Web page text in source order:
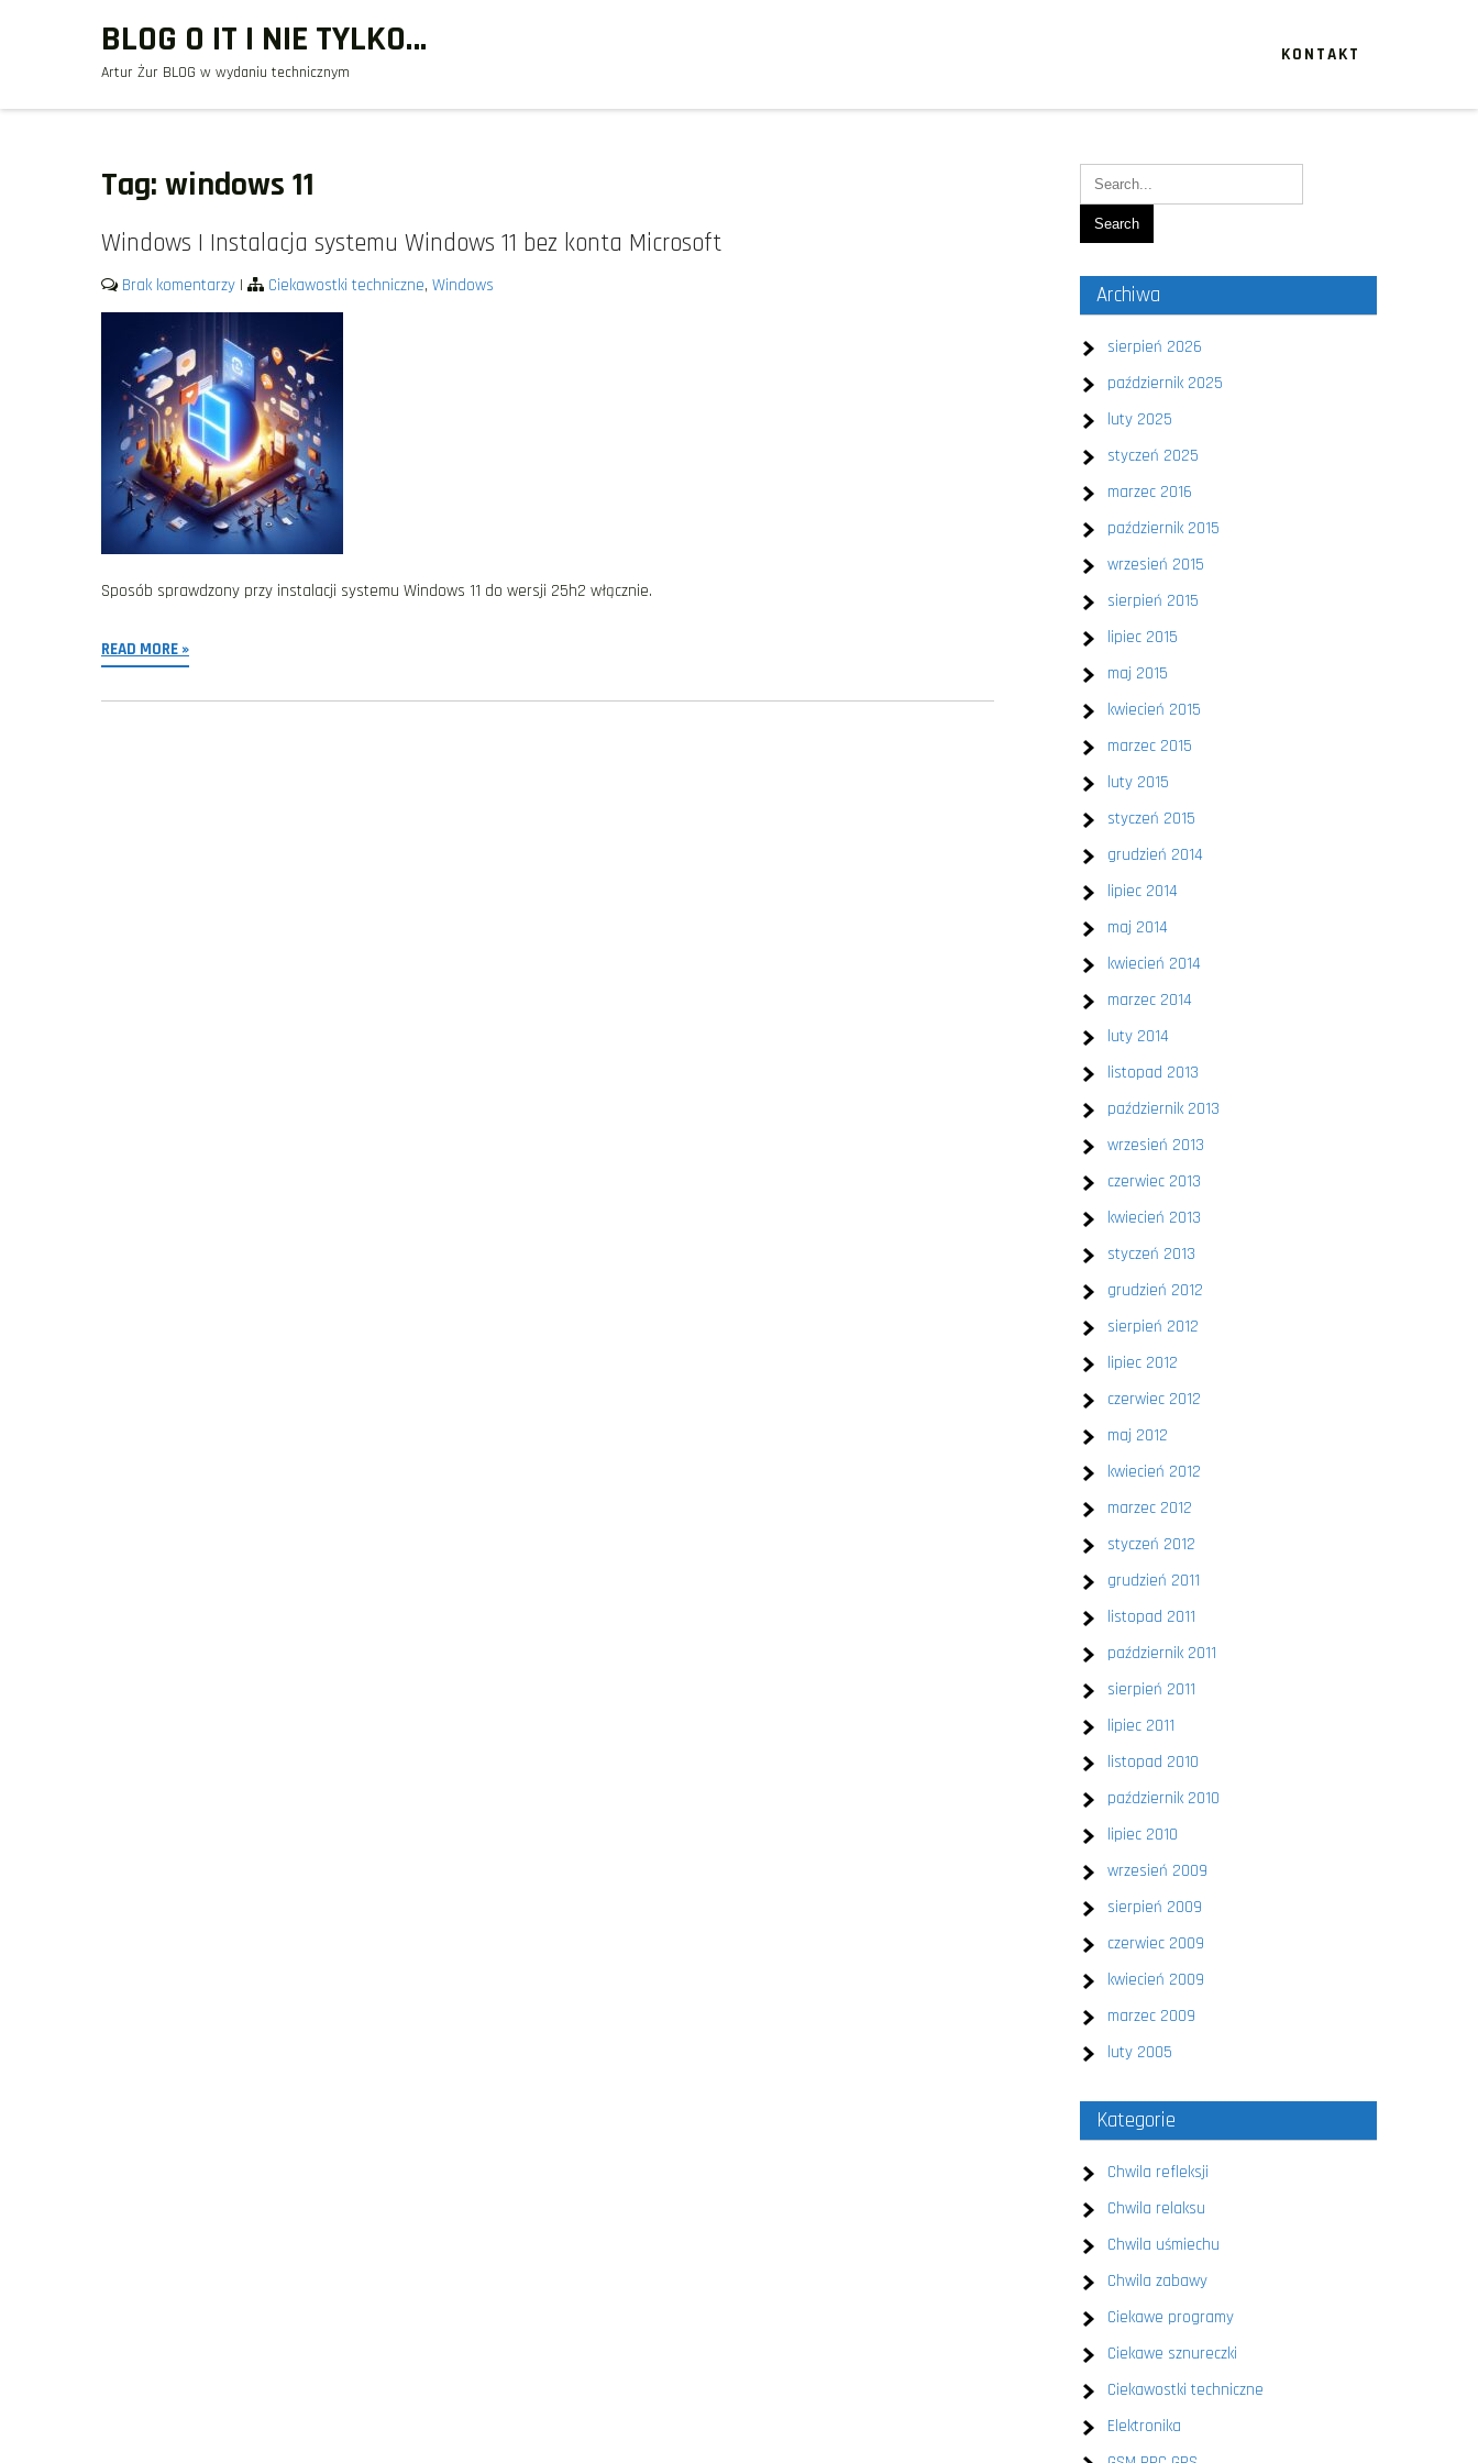
BLOG O IT I NIE TYLKO…
Artur Żur BLOG w wydaniu technicznym
KONTAKT
Tag: windows 11
Windows | Instalacja systemu Windows 11 bez konta Microsoft
Brak komentarzy | Ciekawostki techniczne, Windows
Sposób sprawdzony przy instalacji systemu Windows 11 do wersji 25h2 włącznie.
READ MORE »
Archiwa
sierpień 2026
październik 2025
luty 2025
styczeń 2025
marzec 2016
październik 2015
wrzesień 2015
sierpień 2015
lipiec 2015
maj 2015
kwiecień 2015
marzec 2015
luty 2015
styczeń 2015
grudzień 2014
lipiec 2014
maj 2014
kwiecień 2014
marzec 2014
luty 2014
listopad 2013
październik 2013
wrzesień 2013
czerwiec 2013
kwiecień 2013
styczeń 2013
grudzień 2012
sierpień 2012
lipiec 2012
czerwiec 2012
maj 2012
kwiecień 2012
marzec 2012
styczeń 2012
grudzień 2011
listopad 2011
październik 2011
sierpień 2011
lipiec 2011
listopad 2010
październik 2010
lipiec 2010
wrzesień 2009
sierpień 2009
czerwiec 2009
kwiecień 2009
marzec 2009
luty 2005
Kategorie
Chwila refleksji
Chwila relaksu
Chwila uśmiechu
Chwila zabawy
Ciekawe programy
Ciekawe sznureczki
Ciekawostki techniczne
Elektronika